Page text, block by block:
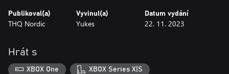
Publikoval(a)
THQ Nordic
Vyvinul(a)
Yukes
Datum vydání
22. 11. 2023
Hrát s
XBOX One XBOX Series X|S